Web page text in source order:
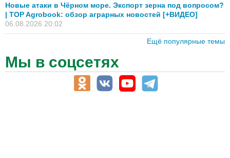
Новые атаки в Чёрном море. Экспорт зерна под вопросом?
| TOP Agrobook: обзор аграрных новостей [+ВИДЕО]
06.08.2026 20:02
Ещё популярные темы
Мы в соцсетях